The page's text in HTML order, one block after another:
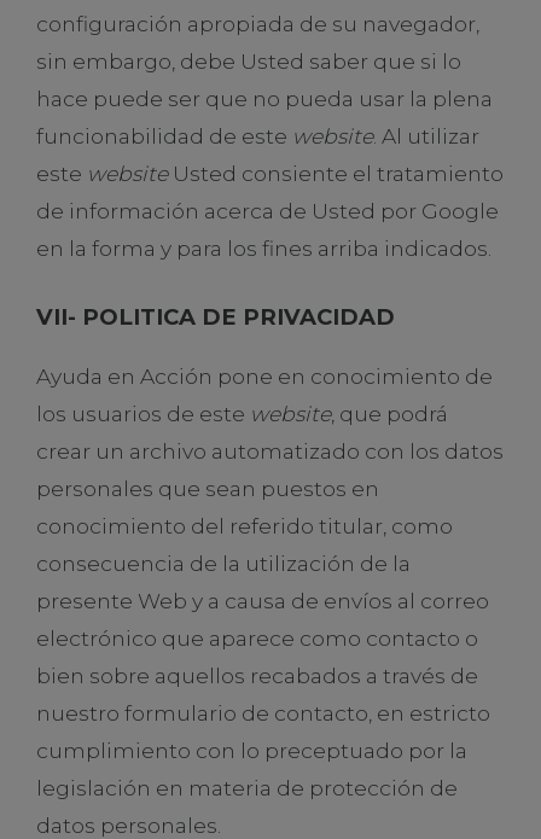
configuración apropiada de su navegador,
sin embargo, debe Usted saber que si lo
hace puede ser que no pueda usar la plena
funcionabilidad de este website. Al utilizar
este websiteUsted consiente el tratamiento
de información acerca de Usted por Google
en la forma y para los fines arriba indicados.
VII- POLITICA DE PRIVACIDAD
Ayuda en Acción pone en conocimiento de
los usuarios de este website, que podrá
crear un archivo automatizado con los datos
personales que sean puestos en
conocimiento del referido titular, como
consecuencia de la utilización de la
presente Web y a causa de envíos al correo
electrónico que aparece como contacto o
bien sobre aquellos recabados a través de
nuestro formulario de contacto, en estricto
cumplimiento con lo preceptuado por la
legislación en materia de protección de
datos personales.